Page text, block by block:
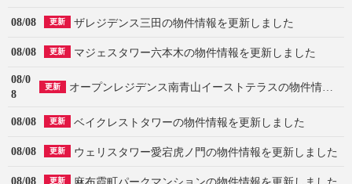
08/08 更新 ザレジデンス三田の物件情報を更新しました
08/08 更新 マジェスタワー六本木の物件情報を更新しました
08/0
8
更新 オープンレジデンス南青山イーストテラスの物件情報を更新しました
08/08 更新 ベイクレストタワーの物件情報を更新しました
08/08 更新 ウェリスタワー愛宕虎ノ門の物件情報を更新しました
08/08 更新